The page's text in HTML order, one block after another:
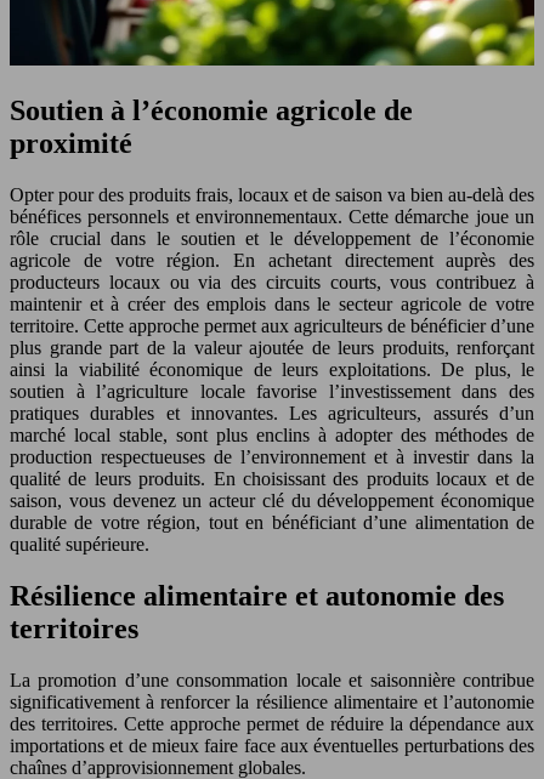
Soutien à l’économie agricole de
proximité
Opter pour des produits frais, locaux et de saison va bien au-delà des
bénéfices personnels et environnementaux. Cette démarche joue un
rôle crucial dans le soutien et le développement de l’économie
agricole de votre région. En achetant directement auprès des
producteurs locaux ou via des circuits courts, vous contribuez à
maintenir et à créer des emplois dans le secteur agricole de votre
territoire. Cette approche permet aux agriculteurs de bénéficier d’une
plus grande part de la valeur ajoutée de leurs produits, renforçant
ainsi la viabilité économique de leurs exploitations. De plus, le
soutien à l’agriculture locale favorise l’investissement dans des
pratiques durables et innovantes. Les agriculteurs, assurés d’un
marché local stable, sont plus enclins à adopter des méthodes de
production respectueuses de l’environnement et à investir dans la
qualité de leurs produits. En choisissant des produits locaux et de
saison, vous devenez un acteur clé du développement économique
durable de votre région, tout en bénéficiant d’une alimentation de
qualité supérieure.
Résilience alimentaire et autonomie des
territoires
La promotion d’une consommation locale et saisonnière contribue
significativement à renforcer la résilience alimentaire et l’autonomie
des territoires. Cette approche permet de réduire la dépendance aux
importations et de mieux faire face aux éventuelles perturbations des
chaînes d’approvisionnement globales.